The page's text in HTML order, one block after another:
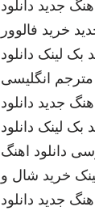
جدید دانلود
خرید فالوور
بک لینک دانلود
مترجم انگلیسی
جدید دانلود
بک لینک دانلود
دانلود اهنگ
خرید شال و
جدید دانلود